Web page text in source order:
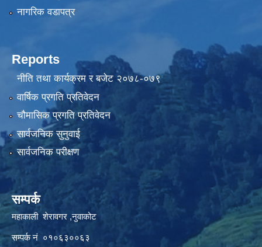
नागरिक वडापत्र
Reports
नीति तथा कार्यक्रम र बजेट २०७८-०७९
वार्षिक प्रगति प्रतिवेदन
चौमासिक प्रगति प्रतिवेदन
सार्वजनिक सुनुवाई
सार्वजनिक परीक्षण
सम्पर्क
महाकाली शेरावगर ,नुवाकोट
सम्पर्क नं ०१०६३००६३